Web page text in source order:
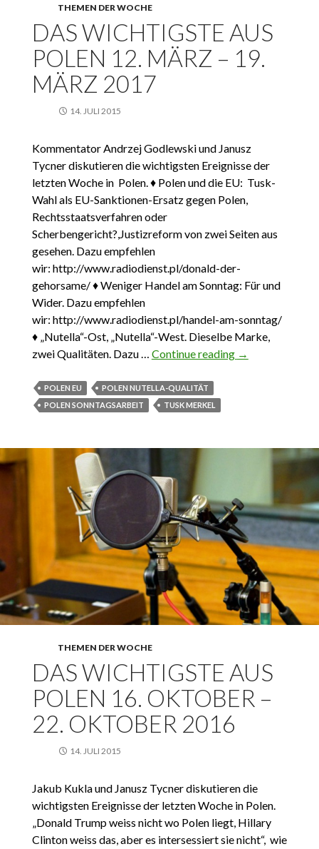
THEMEN DER WOCHE
DAS WICHTIGSTE AUS
POLEN 12. MÄRZ – 19.
MÄRZ 2017
14. JULI 2015
Kommentator Andrzej Godlewski und Janusz
Tycner diskutieren die wichtigsten Ereignisse der
letzten Woche in Polen. ♦ Polen und die EU: Tusk-
Wahl als EU-Sanktionen-Ersatz gegen Polen,
Rechtsstaatsverfahren oder
Scherbengericht?,Justizreform von zwei Seiten aus
gesehen. Dazu empfehlen
wir: http://www.radiodienst.pl/donald-der-
gehorsame/ ♦ Weniger Handel am Sonntag: Für und
Wider. Dazu empfehlen
wir: http://www.radiodienst.pl/handel-am-sonntag/
♦ „Nutella“-Ost, „Nutella“-West. Dieselbe Marke,
zwei Qualitäten. Dazu … Continue reading Das Wichtigste
→
POLEN EU
POLEN NUTELLA-QUALITÄT
POLEN SONNTAGSARBEIT
TUSK MERKEL
THEMEN DER WOCHE
DAS WICHTIGSTE AUS
POLEN 16. OKTOBER –
22. OKTOBER 2016
14. JULI 2015
Jakub Kukla und Janusz Tycner diskutieren die
wichtigsten Ereignisse der letzten Woche in Polen.
„Donald Trump weiss nicht wo Polen liegt, Hillary
Clinton weiss das, aber es intersessiert sie nicht“, wie